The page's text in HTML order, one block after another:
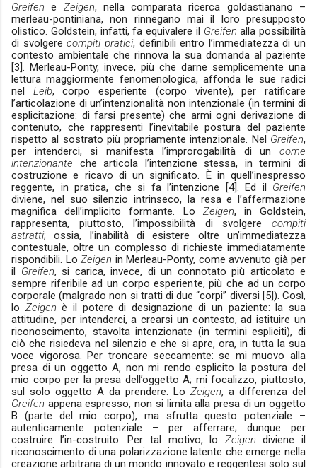
Greifene Zeigen, nella comparata ricerca goldastianano –
merleau-pontiniana, non rinnegano mai il loro presupposto
olistico. Goldstein, infatti, fa equivalere il Greifenalla possibilità
di svolgerecompiti pratici, definibili entro l’immediatezza di un
contesto ambientale che rinnova la sua domanda al paziente
[3]. Merleau-Ponty, invece, più che darne semplicemente una
lettura maggiormente fenomenologica, affonda le sue radici
nel Leib, corpo esperiente (corpo vivente), per ratificare
l’articolazione di un’intenzionalità non intenzionale (in termini di
esplicitazione: di farsi presente) che armi ogni derivazione di
contenuto, che rappresenti l’inevitabile postura del paziente
rispetto al sostrato più propriamente intenzionale. Nel Greifen,
per intenderci, si manifesta l’improrogabilità di un come
intenzionante che articola l’intenzione stessa, in termini di
costruzione e ricavo di un significato. È in quell’inespresso
reggente, in pratica, che si fa l’intenzione [4]. Ed il Greifen
diviene, nel suo silenzio intrinseco, la resa e l’affermazione
magnifica dell’implicito formante. Lo Zeigen, in Goldstein,
rappresenta, piuttosto, l’impossibilità di svolgere compiti
astratti; ossia, l’inabilità di esistere oltre un’immediatezza
contestuale, oltre un complesso di richieste immediatamente
rispondibili. Lo Zeigen in Merleau-Ponty, come avvenuto già per
il Greifen, si carica, invece, di un connotato più articolato e
sempre riferibile ad un corpo esperiente, più che ad un corpo
corporale (malgrado non si tratti di due “corpi” diversi [5]). Così,
lo Zeigenè il potere di designazione di un paziente: la sua
attitudine, per intenderci, a crearsi un contesto, ad istituire un
riconoscimento, stavolta intenzionate (in termini espliciti), di
ciò che risiedeva nel silenzio e che si apre, ora, in tutta la sua
voce vigorosa. Per troncare seccamente: se mi muovo alla
presa di un oggetto A, non mi rendo esplicito la postura del
mio corpo per la presa dell’oggetto A; mi focalizzo, piuttosto,
sul solo oggetto A da prendere. Lo Zeigen, a differenza del
Greifen appena espresso, non si limita alla presa di un oggetto
B (parte del mio corpo), ma sfrutta questo potenziale –
autenticamente potenziale – per afferrare; dunque per
costruire l’in-costruito. Per tal motivo, lo Zeigendiviene il
riconoscimento di una polarizzazione latente che emerge nella
creazione arbitraria di un mondo innovato e reggentesi solo sul